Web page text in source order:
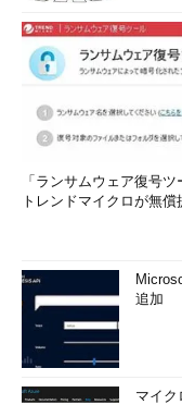
「ランサムウェア復号ツ
トレンドマイクロが無償
追加
マイク